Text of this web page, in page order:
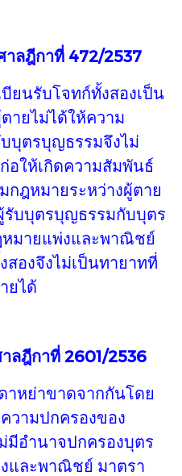
าที่ 472/2537
โจทก์ทั้งสองเป็น
ายไม่ได้ให้ความ
บุตรบุญธรรมจึงไม่
ให้เกิดความสัมพันธ์
ฎหมายระหว่างผู้ตาย
รับบุตรบุญธรรมกับบุตร
มายแพ่งและพาณิชย์
สองจึงไม่เป็นทายาทที่
ยได้
าที่ 2601/2536
ขาดจากกันโดย
วามปกครองของ
มีอำนาจปกครองบุตร
และพาณิชย์ มาตรา